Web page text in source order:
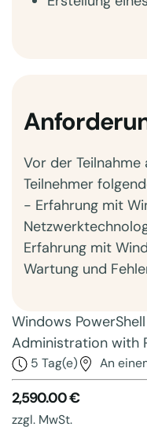
Vor der
Teilnehmer
- Erfahrung mit
Erfahrung mit
Wartung und
Windows
Administration with
5 Tag(e) An
2,590.00 €
zzgl. MwSt.